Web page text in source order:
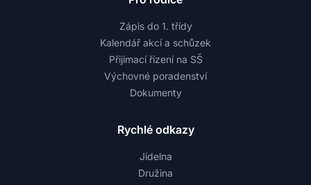
Zápis do 1. třídy
Kalendář akcí a schůzek
Přijímací řízení na SŠ
Výchovné poradenství
Dokumenty
Rychlé odkazy
Jídelna
Družina